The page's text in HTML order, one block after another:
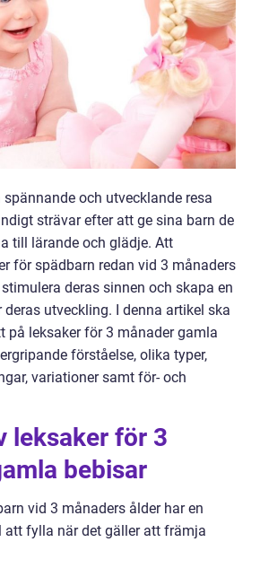
och utvecklande resa
strävar efter att ge sina barn de
till lärande och glädje. Att
för spädbarn redan vid 3 månaders
deras sinnen och skapa en
utveckling. I denna artikel ska
på leksaker för 3 månader gamla
förståelse, olika typer,
variationer samt för- och
leksaker för 3
bebisar
vid 3 månaders ålder har en
att fylla när det gäller att främja